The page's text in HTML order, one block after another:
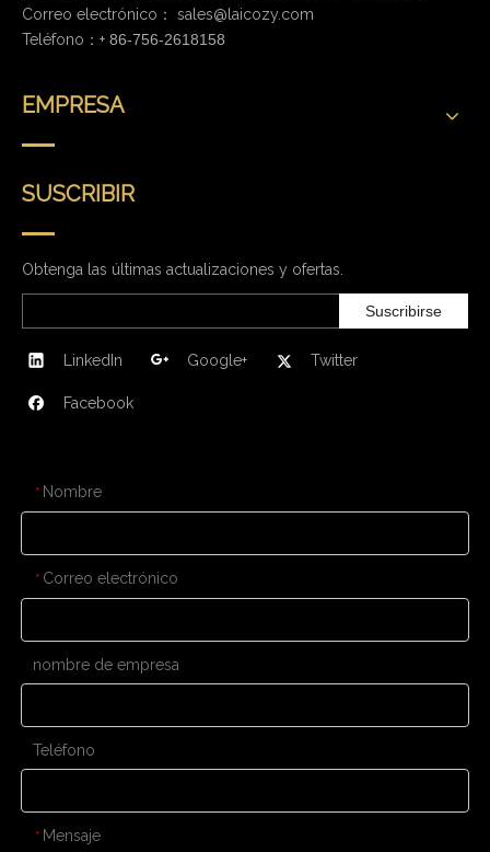
Correo electrónico： sales@laicozy.com
Teléfono：+ 86-756-2618158
EMPRESA
SUSCRIBIR
Obtenga las últimas actualizaciones y ofertas.
Suscribirse
LinkedIn Google+ Twitter
Facebook
* Nombre
* Correo electrónico
nombre de empresa
Teléfono
* Mensaje